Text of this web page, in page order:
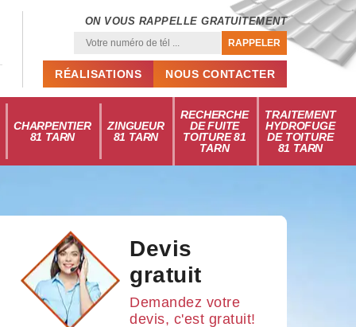
ON VOUS RAPPELLE GRATUITEMENT
RÉALISATIONS NOUS CONTACTER
CHARPENTIER
81 TARN
ZINGUEUR
81 TARN
RECHERCHE
DE FUITE
TOITURE 81
TARN
TRAITEMENT
HYDROFUGE
DE TOITURE
81 TARN
Devis
gratuit
Demandez votre
devis, c'est gratuit!